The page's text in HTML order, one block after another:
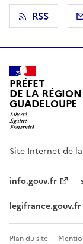
RSS
PRÉFET
DE LA RÉGION
GUADELOUPE
Site Internet de
info.gouv.fr
legifrance.gouv.fr
Plan du site